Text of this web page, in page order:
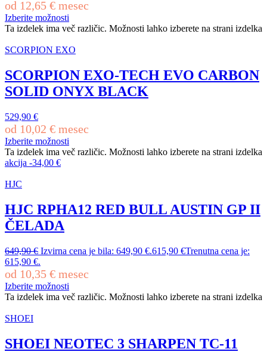
od 12,65 € mesec
Izberite možnosti
Ta izdelek ima več različic. Možnosti lahko izberete na strani izdelka
SCORPION EXO
SCORPION EXO-TECH EVO CARBON
SOLID ONYX BLACK
529,90 €
od 10,02 € mesec
Izberite možnosti
Ta izdelek ima več različic. Možnosti lahko izberete na strani izdelka
akcija -34,00 €
HJC
HJC RPHA12 RED BULL AUSTIN GP II
ČELADA
649,90€ Izvirna cena je bila: 649,90 €.615,90 €Trenutna cena je:
615,90 €.
od 10,35 € mesec
Izberite možnosti
Ta izdelek ima več različic. Možnosti lahko izberete na strani izdelka
SHOEI
SHOEI NEOTEC 3 SHARPEN TC-11